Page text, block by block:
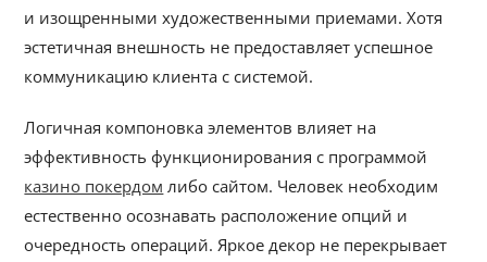
и изощренными художественными приемами. Хотя
эстетичная внешность не предоставляет успешное
коммуникацию клиента с системой.
Логичная компоновка элементов влияет на
эффективность функционирования с программой
казино покердом либо сайтом. Человек необходим
естественно осознавать расположение опций и
очередность операций. Яркое декор не перекрывает